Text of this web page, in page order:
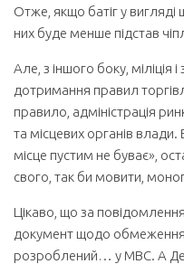
Отже, якщо батіг у вигляді
них буде менше підстав
Але, з іншого боку,
дотримання правил
правило, адміністрація
та місцевих органів
місце пустим не буває»,
свого, так би мовити,
Цікаво, що за
документ щодо обмеження
розроблений… у МВС. А